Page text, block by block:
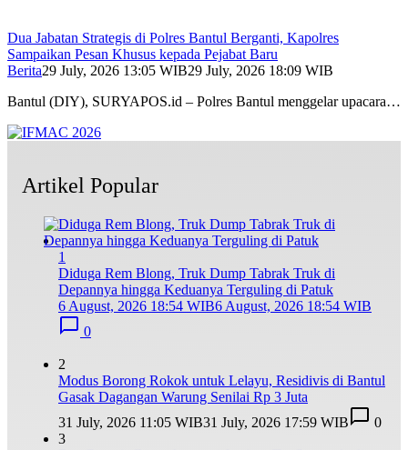
Dua Jabatan Strategis di Polres Bantul Berganti, Kapolres
Sampaikan Pesan Khusus kepada Pejabat Baru
Berita29 July, 2026 13:05 WIB29 July, 2026 18:09 WIB
Bantul (DIY), SURYAPOS.id – Polres Bantul menggelar upacara…
Artikel Popular
1
Diduga Rem Blong, Truk Dump Tabrak Truk di
Depannya hingga Keduanya Terguling di Patuk
6 August, 2026 18:54 WIB6 August, 2026 18:54 WIB
0
2
Modus Borong Rokok untuk Lelayu, Residivis di Bantul
Gasak Dagangan Warung Senilai Rp 3 Juta
31 July, 2026 11:05 WIB31 July, 2026 17:59 WIB
0
3